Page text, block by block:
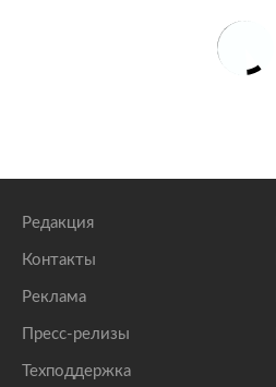
Редакция
Контакты
Реклама
Пресс-релизы
Техподдержка